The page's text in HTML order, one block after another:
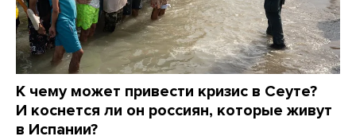
К чему может привести кризис в Сеуте?
И коснется ли он россиян, которые живут
в Испании?